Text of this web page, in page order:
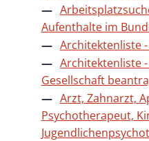
Aufenthalte im
Architektenliste
Architektenliste
Gesellschaft
Arzt, Zahnarzt,
Psychotherapeut,